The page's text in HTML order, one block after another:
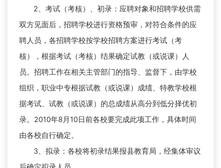
2、考试（考核）、初录：应聘对象和招聘学校供需
双方见面后，招聘学校进行资格预审，对符合条件的应
聘人员，各招聘学校按学校招聘方案进行考试（考
核），根据考试（考核）结果确定试教（或说课）人
员。招聘工作在相关主管部门的指导、监督下，由学校
组织，职业中专根据试教（或说课）成绩、特教学校根
据考试、试教（或说课）的总成绩从高分到低分择优初
录。2010年8月10日前各校要完成此项工作，具体时间
由各校自行确定。
3、拟录：各校将初录结果报县教育局，经集体审议